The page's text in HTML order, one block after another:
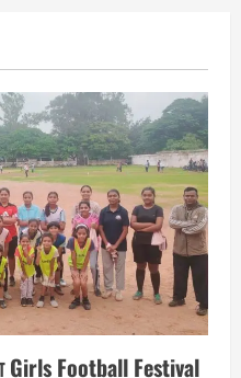
Girls Football Festival